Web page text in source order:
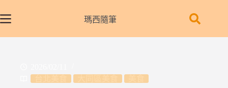
至
瑪西隨筆